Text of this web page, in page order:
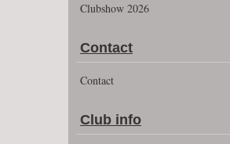
Clubshow 2026
Contact
Contact
Club info